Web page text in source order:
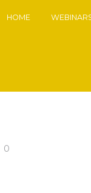
HOME
0